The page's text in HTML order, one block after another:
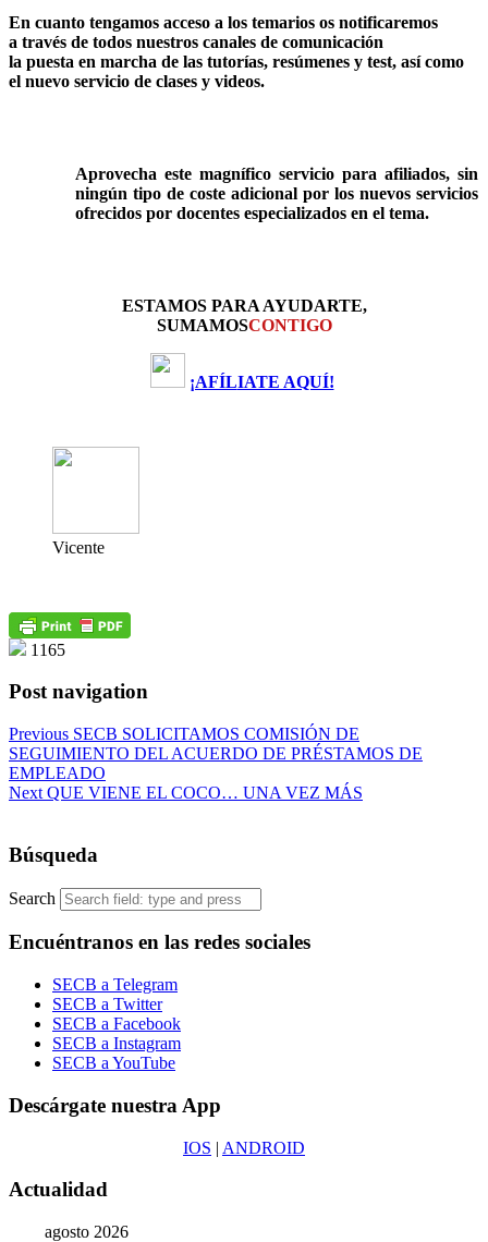
En cuanto tengamos acceso a los temarios os notificaremos
a través de todos nuestros canales de comunicación
la puesta en marcha de las tutorías, resúmenes y test, así como
el nuevo servicio de clases y videos.
Aprovecha este magnífico servicio para afiliados, sin
ningún tipo de coste adicional por los nuevos servicios
ofrecidos por docentes especializados en el tema.
ESTAMOS PARA AYUDARTE,
SUMAMOSCONTIGO
¡AFÍLIATE AQUÍ!
Vicente
1165
Post navigation
Previous SECB SOLICITAMOS COMISIÓN DE
SEGUIMIENTO DEL ACUERDO DE PRÉSTAMOS DE
EMPLEADO
Next QUE VIENE EL COCO… UNA VEZ MÁS
Búsqueda
Search
Encuéntranos en las redes sociales
SECB a Telegram
SECB a Twitter
SECB a Facebook
SECB a Instagram
SECB a YouTube
Descárgate nuestra App
IOS | ANDROID
Actualidad
agosto 2026